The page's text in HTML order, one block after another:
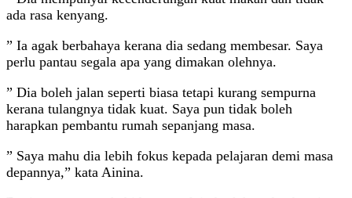
ada rasa kenyang.
” Ia agak berbahaya kerana dia sedang membesar. Saya
perlu pantau segala apa yang dimakan olehnya.
” Dia boleh jalan seperti biasa tetapi kurang sempurna
kerana tulangnya tidak kuat. Saya pun tidak boleh
harapkan pembantu rumah sepanjang masa.
” Saya mahu dia lebih fokus kepada pelajaran demi masa
depannya,” kata Ainina.